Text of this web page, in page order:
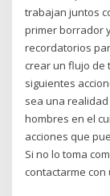
trabajan juntos
primer borrador
recordatorios
crear un flujo de
siguientes
sea una
hombres en el
acciones que
Si no lo toma
contactarme